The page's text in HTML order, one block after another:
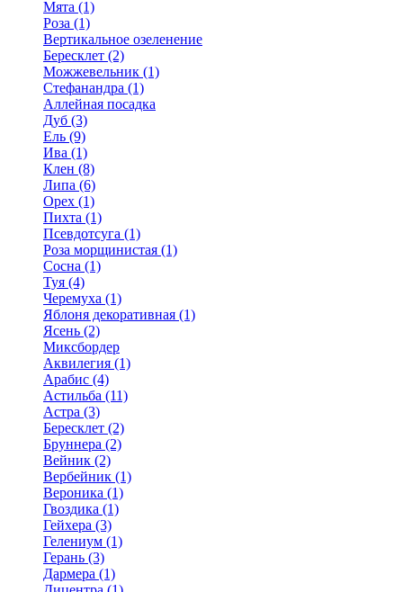
Мята (1)
Роза (1)
Вертикальное озеленение
Бересклет (2)
Можжевельник (1)
Стефанандра (1)
Аллейная посадка
Дуб (3)
Ель (9)
Ива (1)
Клен (8)
Липа (6)
Орех (1)
Пихта (1)
Псевдотсуга (1)
Роза морщинистая (1)
Сосна (1)
Туя (4)
Черемуха (1)
Яблоня декоративная (1)
Ясень (2)
Миксбордер
Аквилегия (1)
Арабис (4)
Астильба (11)
Астра (3)
Бересклет (2)
Бруннера (2)
Вейник (2)
Вербейник (1)
Вероника (1)
Гвоздика (1)
Гейхера (3)
Гелениум (1)
Герань (3)
Дармера (1)